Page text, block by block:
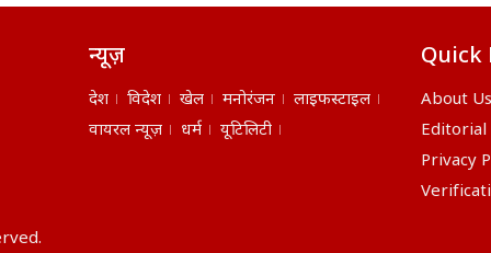
न्यूज़
देश विदेश खेल मनोरंजन
लाइफस्टाइल
वायरल न्यूज़
धर्म यूटिलिटी
Quick
About Us
Editorial
Privacy